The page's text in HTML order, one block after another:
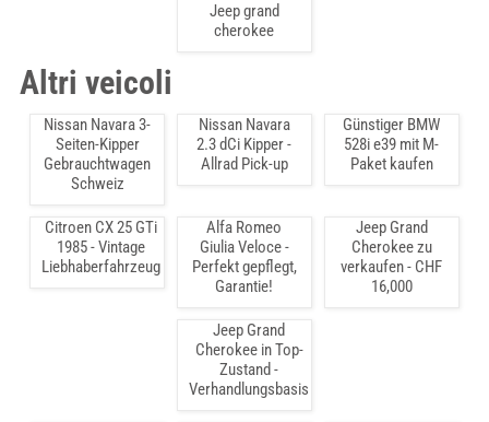
Jeep grand
cherokee
Altri veicoli
Nissan Navara 3-
Seiten-Kipper
Gebrauchtwagen
Schweiz
Nissan Navara
2.3 dCi Kipper -
Allrad Pick-up
Günstiger BMW
528i e39 mit M-
Paket kaufen
Citroen CX 25 GTi
1985 - Vintage
Liebhaberfahrzeug
Alfa Romeo
Giulia Veloce -
Perfekt gepflegt,
Garantie!
Jeep Grand
Cherokee zu
verkaufen - CHF
16,000
Jeep Grand
Cherokee in Top-
Zustand -
Verhandlungsbasis